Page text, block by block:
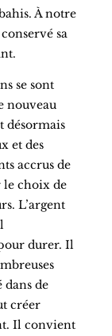
À notre
sa
se sont
nouveau
désormais
et des
accrus de
le choix de
L’argent
durer. Il
dans de
créer
Il convient